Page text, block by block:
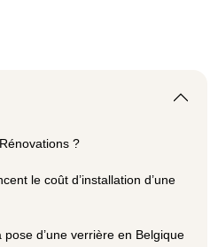
?
le coût d’installation d’une
d’une verrière en Belgique